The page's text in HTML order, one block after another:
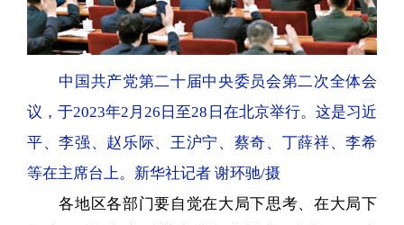
中国共产党第二十届中央委员会第二次全体会
议，于2023年2月26日至28日在北京举行。这是习近
平、李强、赵乐际、王沪宁、蔡奇、丁薛祥、李希
等在主席台上。新华社记者 谢环驰/摄
各地区各部门要自觉在大局下思考、在大局下